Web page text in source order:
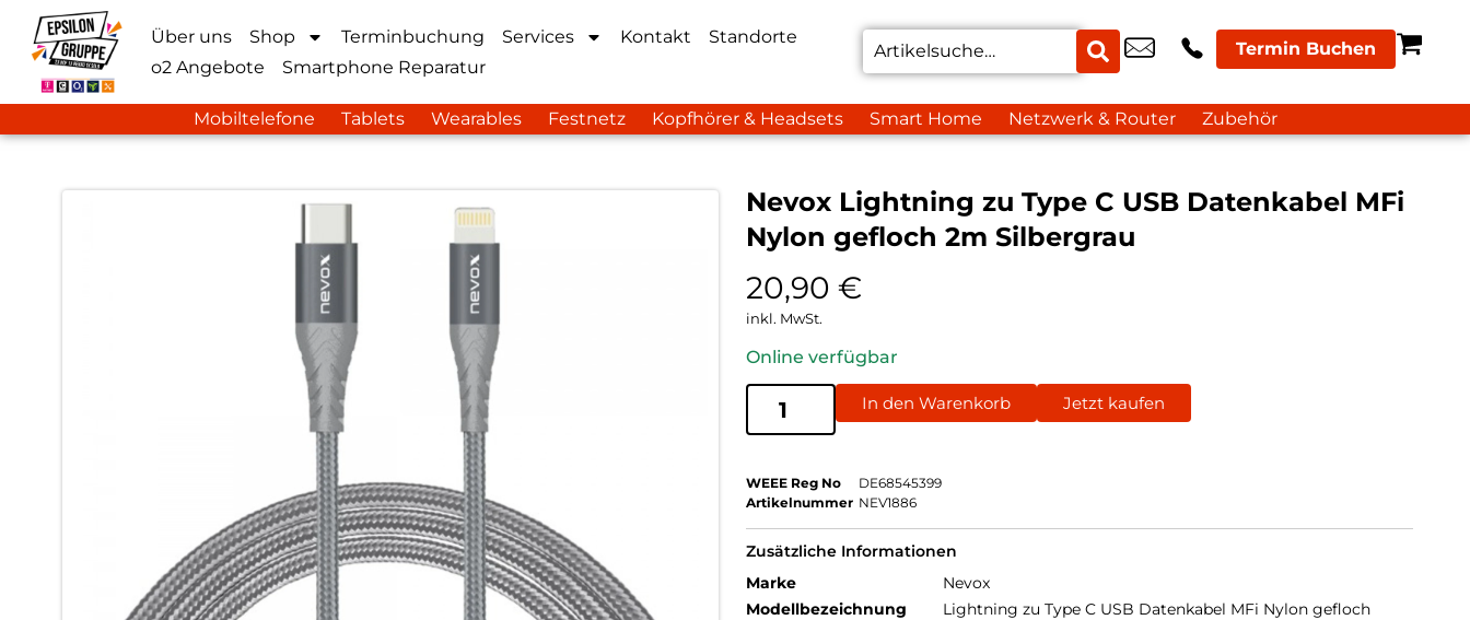
Über uns Shop Terminbuchung Services Kontakt
Standorte
o2 Angebote
Smartphone Reparatur
Termin Buchen
Mobiltelefone Tablets Wearables Festnetz Kopfhörer & Headsets Smart Home Netzwerk & Router Zubehör
Nevox Lightning zu Type C USB Datenkabel MFi
Nylon gefloch 2m Silbergrau
20,90 €
inkl. MwSt.
Online verfügbar
In den Warenkorb Jetzt kaufen
WEEE Reg No
DE68545399
Artikelnummer NEV1886
Zusätzliche Informationen
Marke
Nevox
Modellbezeichnung
Lightning zu Type C USB Datenkabel MFi Nylon gefloch